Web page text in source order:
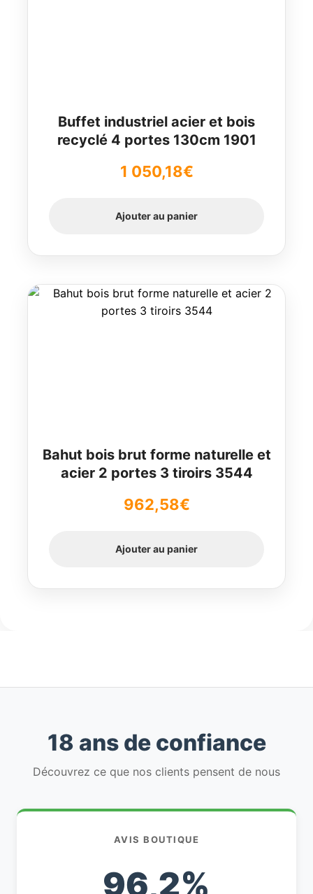
Buffet industriel acier et bois
recyclé 4 portes 130cm 1901
1 050,18€
Ajouter au panier
Bahut bois brut forme naturelle et
acier 2 portes 3 tiroirs 3544
962,58€
Ajouter au panier
18 ans de confiance
Découvrez ce que nos clients pensent de nous
AVIS BOUTIQUE
96,2%